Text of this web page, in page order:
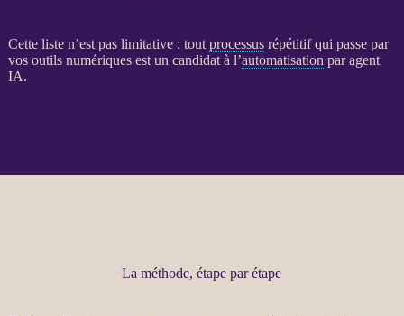
Cette liste n’est pas limitative : tout processusrépétitif qui passe par
vos outils numériques est un candidat à l’automatisation paragent
IA.
La méthode, étape par étape